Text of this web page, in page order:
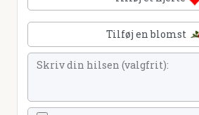
Tilføj en blomst